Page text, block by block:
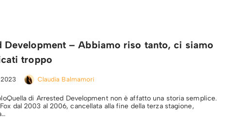
Development – Abbiamo riso tanto, ci siamo
troppo
Claudia Balmamori
di Arrested Development non è affatto una storia semplice.
dal 2003 al 2006, cancellata alla fine della terza stagione,